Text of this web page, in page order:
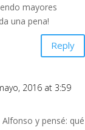
mayores
una pena!
Reply
2016 at 3:59
y pensé: qué